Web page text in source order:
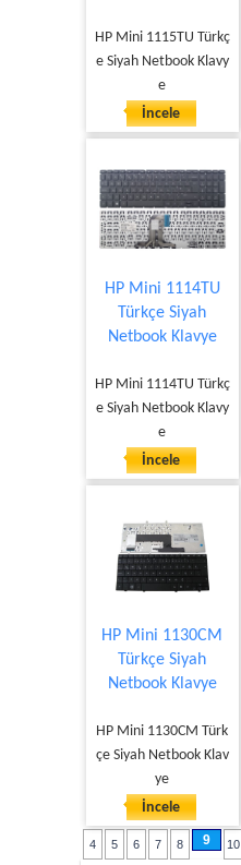
HP Mini 1115TU Türkç
e Siyah Netbook Klavy
e
İncele
HP Mini 1114TU
Türkçe Siyah
Netbook Klavye
HP Mini 1114TU Türkç
e Siyah Netbook Klavy
e
İncele
HP Mini 1130CM
Türkçe Siyah
Netbook Klavye
HP Mini 1130CM Türk
çe Siyah Netbook Klav
ye
İncele
4 5 6 7 8 9 10